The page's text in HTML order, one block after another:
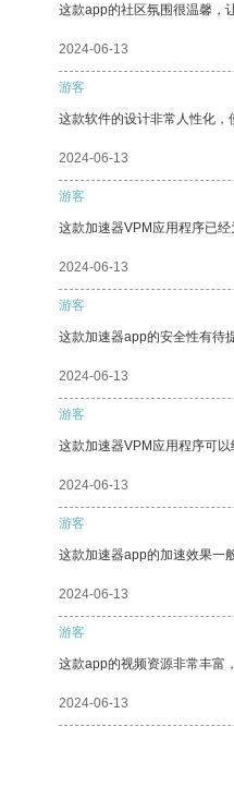
这款app的社区氛围很温馨，
2024-06-13
游客
这款软件的设计非常人性化，
2024-06-13
游客
这款加速器VPM应用程序已
2024-06-13
游客
这款加速器app的安全性有待
2024-06-13
游客
这款加速器VPM应用程序可
2024-06-13
游客
这款加速器app的加速效果一
2024-06-13
游客
这款app的视频资源非常丰富
2024-06-13